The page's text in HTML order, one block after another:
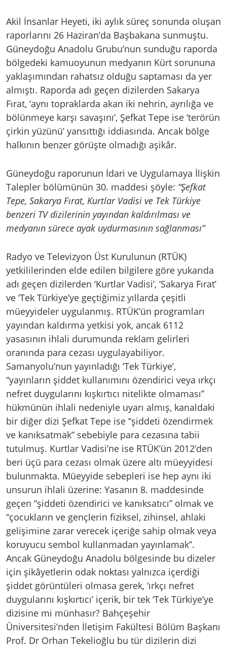
Akil İnsanlar Heyeti, iki aylık süreç sonunda oluşan
raporlarını 26 Haziran’da Başbakana sunmuştu.
Güneydoğu Anadolu Grubu’nun sunduğu raporda
bölgedeki kamuoyunun medyanın Kürt sorununa
yaklaşımından rahatsız olduğu saptaması da yer
almıştı. Raporda adı geçen dizilerden Sakarya
Fırat, ‘aynı topraklarda akan iki nehrin, ayrılığa ve
bölünmeye karşı savaşını’, Şefkat Tepe ise ‘terörün
çirkin yüzünü’ yansıttığı iddiasında. Ancak bölge
halkının benzer görüşte olmadığı aşikâr.
Güneydoğu raporunun İdari ve Uygulamaya İlişkin
Talepler bölümünün 30. maddesi şöyle: “Şefkat
Tepe, Sakarya Fırat, Kurtlar Vadisi ve Tek Türkiye
benzeri TV dizilerinin yayından kaldırılması ve
medyanın sürece ayak uydurmasının sağlanması”
Radyo ve Televizyon Üst Kurulunun (RTÜK)
yetkililerinden elde edilen bilgilere göre yukarıda
adı geçen dizilerden ‘Kurtlar Vadisi’, ‘Sakarya Fırat’
ve ‘Tek Türkiye’ye geçtiğimiz yıllarda çeşitli
müeyyideler uygulanmış. RTÜK’ün programları
yayından kaldırma yetkisi yok, ancak 6112
yasasının ihlali durumunda reklam gelirleri
oranında para cezası uygulayabiliyor.
Samanyolu’nun yayınladığı ‘Tek Türkiye’,
“yayınların şiddet kullanımını özendirici veya ırkçı
nefret duygularını kışkırtıcı nitelikte olmaması”
hükmünün ihlali nedeniyle uyarı almış, kanaldaki
bir diğer dizi Şefkat Tepe ise “şiddeti özendirmek
ve kanıksatmak” sebebiyle para cezasına tabii
tutulmuş. Kurtlar Vadisi’ne ise RTÜK’ün 2012’den
beri üçü para cezası olmak üzere altı müeyyidesi
bulunmakta. Müeyyide sebepleri ise hep aynı iki
unsurun ihlali üzerine: Yasanın 8. maddesinde
geçen “şiddeti özendirici ve kanıksatıcı” olmak ve
“çocukların ve gençlerin fiziksel, zihinsel, ahlaki
gelişimine zarar verecek içeriğe sahip olmak veya
koruyucu sembol kullanmadan yayınlamak”.
Ancak Güneydoğu Anadolu bölgesinde bu dizeler
için şikâyetlerin odak noktası yalnızca içerdiği
şiddet görüntüleri olmasa gerek, ‘ırkçı nefret
duygularını kışkırtıcı’ içerik, bir tek ‘Tek Türkiye’ye
dizisine mi münhasır? Bahçeşehir
Üniversitesi’nden İletişim Fakültesi Bölüm Başkanı
Prof. Dr Orhan Tekelioğlu bu tür dizilerin dizi